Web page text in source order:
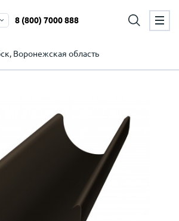
Воронежская область
8 (800) 7000 888